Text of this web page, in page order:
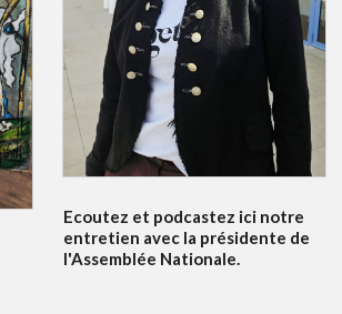
Ecoutez et podcastez ici notre
entretien avec la présidente de
l'Assemblée Nationale.